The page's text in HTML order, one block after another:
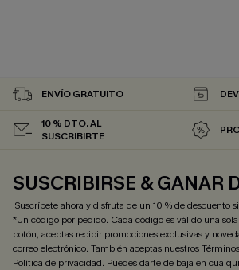
ENVÍO GRATUITO
10 % DTO. AL
SUSCRIBIRTE
SUSCRIBIRSE & GANAR
¡Suscríbete ahora y disfruta de un 10 % de descuento
*Un código por pedido. Cada código es válido una
botón, aceptas recibir promociones exclusivas y
correo electrónico. También aceptas nuestros
Política de privacidad. Puedes darte de baja en